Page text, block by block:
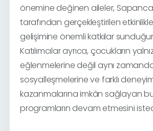
önemine değinen aileler,
tarafından gerçekleştirilen
gelişimine önemli katkılar
Katılımcılar ayrıca, çocukların
eğlenmelerine değil aynı
sosyalleşmelerine ve farklı
kazanmalarına imkân sağlayan
programların devam etmesini